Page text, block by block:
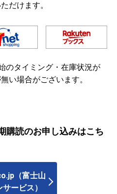
だけます。
のタイミング・在庫状況が
い場合がございます。
購読のお申し込みはこち
（富士山
ービス）